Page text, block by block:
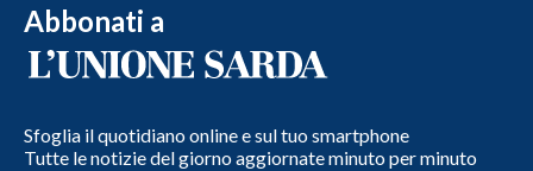
Abbonati a
Sfoglia il quotidiano online e sul tuo smartphone
Tutte le notizie del giorno aggiornate minuto per minuto